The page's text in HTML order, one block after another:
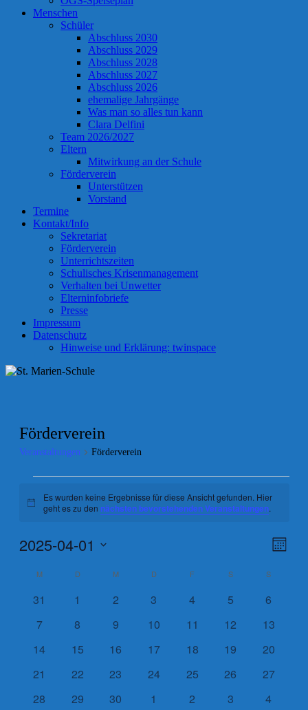
Menschen
Schüler
Abschluss 2030
Abschluss 2029
Abschluss 2028
Abschluss 2027
Abschluss 2026
ehemalige Jahrgänge
Was man so alles tun kann
Clara Delfini
Team 2026/2027
Eltern
Mitwirkung an der Schule
Förderverein
Unterstützen
Vorstand
Termine
Kontakt/Info
Sekretariat
Förderverein
Unterrichtszeiten
Schulisches Krisenmanagement
Verhalten bei Unwetter
Elterninfobriefe
Presse
Impressum
Datenschutz
Hinweise und Erklärung: twinspace
Förderverein
Veranstaltungen Förderverein
Hinweis
Es wurden keine Ergebnisse für diese Ansicht gefunden. Hier
geht es zu den nächsten bevorstehenden Veranstaltungen.
Monat
2025-04-01
wählen.
Kalender
von
M MONTAGDDIENSTAG
M MITTWOCH
D DONNERSTAG
F SSAMSTAGS
0
31
0
1
0
2
0
3
0
4
0
5
0
6
0
7
0
8
0
9
0
10
0
11
0
12
0
13
0
14
0
15
0
16
0
17
0
18
0
19
0
20
0
21
0
22
0
23
0
24
0
25
0
26
0
27
0
28
0
29
0
30
0
1
0
2
0
3
0
4